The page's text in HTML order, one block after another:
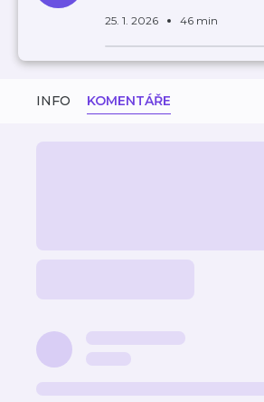
25. 1. 2026 46 min
INFO KOMENTÁŘE